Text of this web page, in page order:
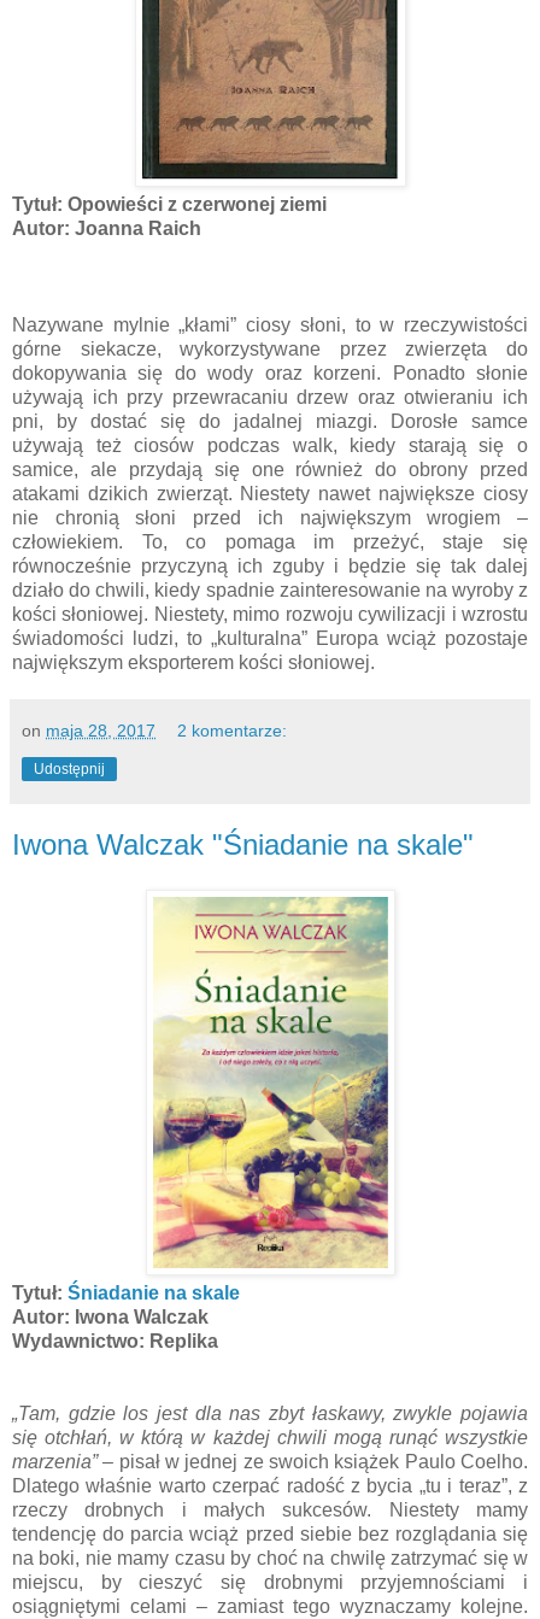
Tytuł: Opowieści z czerwonej ziemi
Autor: Joanna Raich
Nazywane mylnie „kłami” ciosy słoni, to w rzeczywistości
górne siekacze, wykorzystywane przez zwierzęta do
dokopywania się do wody oraz korzeni. Ponadto słonie
używają ich przy przewracaniu drzew oraz otwieraniu ich
pni, by dostać się do jadalnej miazgi. Dorosłe samce
używają też ciosów podczas walk, kiedy starają się o
samice, ale przydają się one również do obrony przed
atakami dzikich zwierząt. Niestety nawet największe ciosy
nie chronią słoni przed ich największym wrogiem –
człowiekiem. To, co pomaga im przeżyć, staje się
równocześnie przyczyną ich zguby i będzie się tak dalej
działo do chwili, kiedy spadnie zainteresowanie na wyroby z
kości słoniowej. Niestety, mimo rozwoju cywilizacji i wzrostu
świadomości ludzi, to „kulturalna” Europa wciąż pozostaje
największym eksporterem kości słoniowej.
on maja 28, 2017 2 komentarze:
Udostępnij
Iwona Walczak "Śniadanie na skale"
Tytuł: Śniadanie na skale
Autor: Iwona Walczak
Wydawnictwo: Replika
„Tam, gdzie los jest dla nas zbyt łaskawy, zwykle pojawia
się otchłań, w którą w każdej chwili mogą runąć wszystkie
marzenia”– pisał w jednej ze swoich książek Paulo Coelho.
Dlatego właśnie warto czerpać radość z bycia „tu i teraz”, z
rzeczy drobnych i małych sukcesów. Niestety mamy
tendencję do parcia wciąż przed siebie bez rozglądania się
na boki, nie mamy czasu by choć na chwilę zatrzymać się w
miejscu, by cieszyć się drobnymi przyjemnościami i
osiągniętymi celami – zamiast tego wyznaczamy kolejne.